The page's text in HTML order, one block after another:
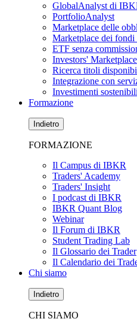
GlobalAnalyst di
PortfolioAnalyst
Marketplace delle
Marketplace dei fondi
ETF senza
Investors' Marketplace
Ricerca titoli
Integrazione con
Investimenti sostenibili
Formazione
Indietro
FORMAZIONE
Il Campus di IBKR
Traders' Academy
Traders' Insight
I podcast di IBKR
IBKR Quant Blog
Webinar
Il Forum di IBKR
Student Trading Lab
Il Glossario dei Trader
Il Calendario dei
Chi siamo
Indietro
CHI SIAMO